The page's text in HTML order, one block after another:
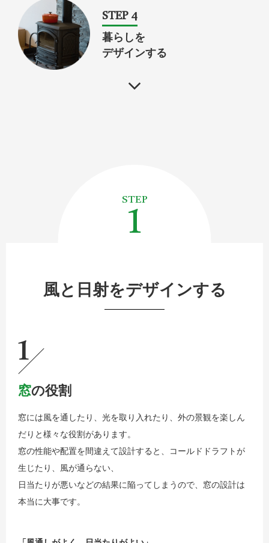
STEP 4
暮らしを
デザインする
1
風と日射をデザインする
1
窓の役割
窓には風を通したり、光を取り入れたり、外の景観を楽しん
だりと様々な役割があります。
窓の性能や配置を間違えて設計すると、コールドドラフトが
生じたり、風が通らない、
日当たりが悪いなどの結果に陥ってしまうので、窓の設計は
本当に大事です。